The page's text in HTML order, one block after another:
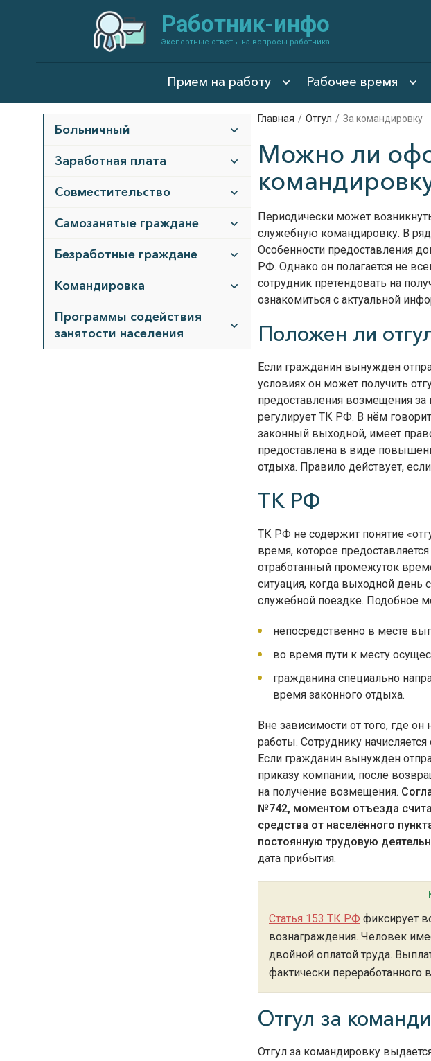
Работник-инфо
Экспертные ответы на вопросы работника
Прием на работу Рабочее время
Больничный
Заработная плата
Cовместительство
Cамозанятые граждане
Безработные граждане
Командировка
Программы содействия
занятости населения
Главная / Отгул / За командировку
Можно ли
Периодически может
служебную командировку. В
Особенности предоставления
РФ. Однако он полагается не
сотрудник претендовать на
ознакомиться с актуальной
Положен ли
Если гражданин вынужден
условиях он может получить
предоставления возмещения
регулирует ТК РФ. В нём
законный выходной, имеет
предоставлена в виде
отдыха. Правило действует,
ТК РФ
ТК РФ не содержит понятие
время, которое
отработанный промежуток
ситуация, когда выходной день
служебной поездке. Подобное
непосредственно в месте
во время пути к месту
гражданина специально
время законного отдыха.
Вне зависимости от того, где
работы. Сотруднику
Если гражданин вынужден
приказу компании, после
на получение возмещения.
№742, моментом отъезда
средства от населённого
постоянную трудовую
дата прибытия.
Статья 153 ТК РФ фиксирует
вознаграждения. Человек
двойной оплатой труда.
фактически переработанного
Отгул за
Отгул за командировку